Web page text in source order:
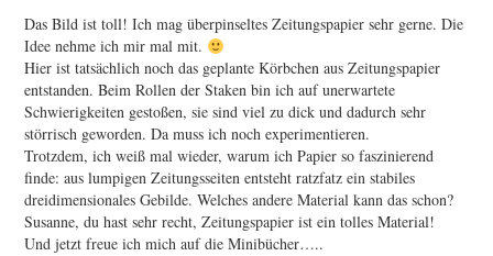
Das Bild ist toll! Ich mag überpinseltes Zeitungspapier sehr gerne. Die
Idee nehme ich mir mal mit.
Hier ist tatsächlich noch das geplante Körbchen aus Zeitungspapier
entstanden. Beim Rollen der Staken bin ich auf unerwartete
Schwierigkeiten gestoßen, sie sind viel zu dick und dadurch sehr
störrisch geworden. Da muss ich noch experimentieren.
Trotzdem, ich weiß mal wieder, warum ich Papier so faszinierend
finde: aus lumpigen Zeitungsseiten entsteht ratzfatz ein stabiles
dreidimensionales Gebilde. Welches andere Material kann das schon?
Susanne, du hast sehr recht, Zeitungspapier ist ein tolles Material!
Und jetzt freue ich mich auf die Minibücher…..